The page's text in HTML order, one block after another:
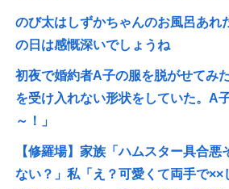
のび太はしずかちゃんのお風呂あれ
の日は感慨深いでしょうね
初夜で婚約者A子の服を脱がせてみ
を受け入れない形状をしていた。A
～！」
【修羅場】家族「ハムスター具合悪
ない？」私「え？可愛くて両手で××